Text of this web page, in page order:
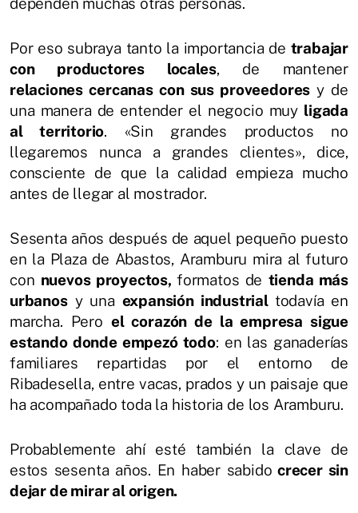
Por eso subraya tanto la importancia de trabajar
con productores locales, de mantener
relaciones cercanas con sus proveedores y de
una manera de entender el negocio muy ligada
al territorio. «Sin grandes productos no
llegaremos nunca a grandes clientes», dice,
consciente de que la calidad empieza mucho
antes de llegar al mostrador.
Sesenta años después de aquel pequeño puesto
en la Plaza de Abastos, Aramburu mira al futuro
con nuevos proyectos, formatos de tienda más
urbanosy una expansión industrial todavía en
marcha. Pero el corazón de la empresa sigue
estando donde empezó todo: en las ganaderías
familiares repartidas por el entorno de
Ribadesella, entre vacas, prados y un paisaje que
ha acompañado toda la historia de los Aramburu.
Probablemente ahí esté también la clave de
estos sesenta años. En haber sabido crecer sin
dejar de mirar al origen.